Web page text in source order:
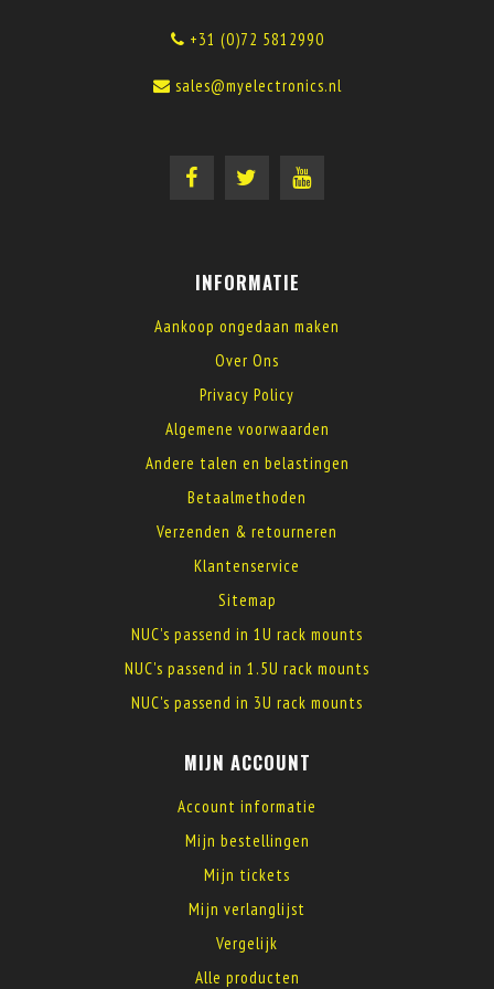
+31 (0)72 5812990
sales@myelectronics.nl
INFORMATIE
Aankoop ongedaan maken
Over Ons
Privacy Policy
Algemene voorwaarden
Andere talen en belastingen
Betaalmethoden
Verzenden & retourneren
Klantenservice
Sitemap
NUC's passend in 1U rack mounts
NUC's passend in 1.5U rack mounts
NUC's passend in 3U rack mounts
MIJN ACCOUNT
Account informatie
Mijn bestellingen
Mijn tickets
Mijn verlanglijst
Vergelijk
Alle producten